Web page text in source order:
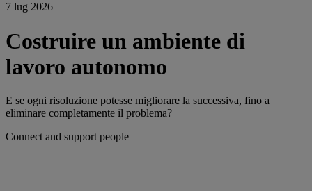
7 lug 2026
Costruire un ambiente di
lavoro autonomo
E se ogni risoluzione potesse migliorare la successiva, fino a
eliminare completamente il problema?
Connect and support people